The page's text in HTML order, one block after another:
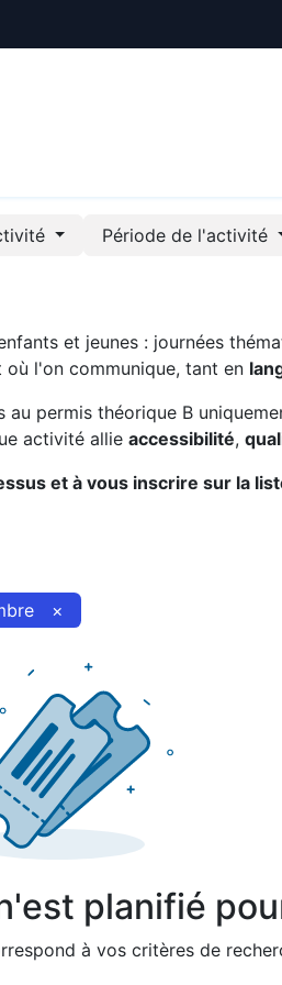
Période de l'activité
et jeunes : journées
où l'on communique, tant en
permis théorique B
activité allie accessibilité,
et à vous inscrire sur la
×
planifié
à vos critères de